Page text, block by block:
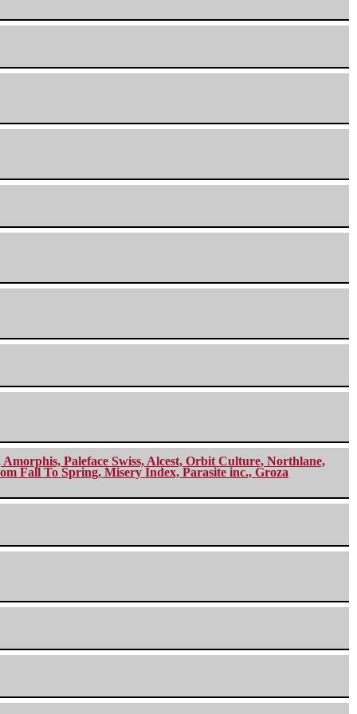
Paleface Swiss, Alcest, Orbit Culture, Northlane,
Fall To Spring, Misery Index, Parasite inc., Groza